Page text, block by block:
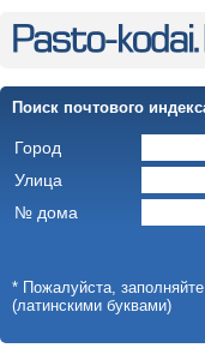
Поиск почтового
Город
Улица
№ дома
* Пожалуйста,
(латинскими буквами)